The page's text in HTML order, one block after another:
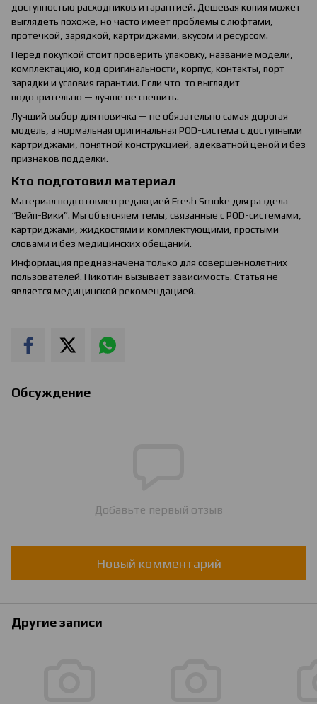
доступностью расходников и гарантией. Дешевая копия может
выглядеть похоже, но часто имеет проблемы с люфтами,
протечкой, зарядкой, картриджами, вкусом и ресурсом.
Перед покупкой стоит проверить упаковку, название модели,
комплектацию, код оригинальности, корпус, контакты, порт
зарядки и условия гарантии. Если что-то выглядит
подозрительно — лучше не спешить.
Лучший выбор для новичка — не обязательно самая дорогая
модель, а нормальная оригинальная POD-система с доступными
картриджами, понятной конструкцией, адекватной ценой и без
признаков подделки.
Кто подготовил материал
Материал подготовлен редакцией Fresh Smoke для раздела
“Вейп-Вики”. Мы объясняем темы, связанные с POD-системами,
картриджами, жидкостями и комплектующими, простыми
словами и без медицинских обещаний.
Информация предназначена только для совершеннолетних
пользователей. Никотин вызывает зависимость. Статья не
является медицинской рекомендацией.
Обсуждение
Добавьте первый отзыв
Новый комментарий
Другие записи